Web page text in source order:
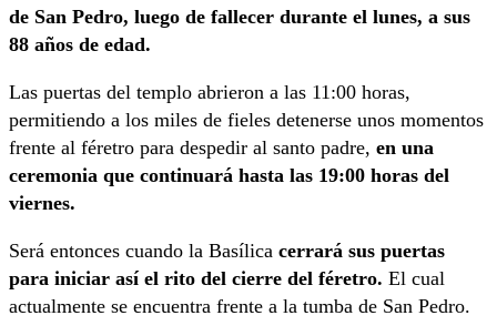
de San Pedro, luego de fallecer durante el lunes, a sus
88 años de edad.
Las puertas del templo abrieron a las 11:00 horas,
permitiendo a los miles de fieles detenerse unos momentos
frente al féretro para despedir al santo padre, en una
ceremonia que continuará hasta las 19:00 horas del
viernes.
Será entonces cuando la Basílica cerrará sus puertas
para iniciar así el rito del cierre del féretro. El cual
actualmente se encuentra frente a la tumba de San Pedro.